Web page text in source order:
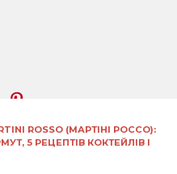
ROSSO (МАРТІНІ РОССО):
5 РЕЦЕПТІВ КОКТЕЙЛІВ І